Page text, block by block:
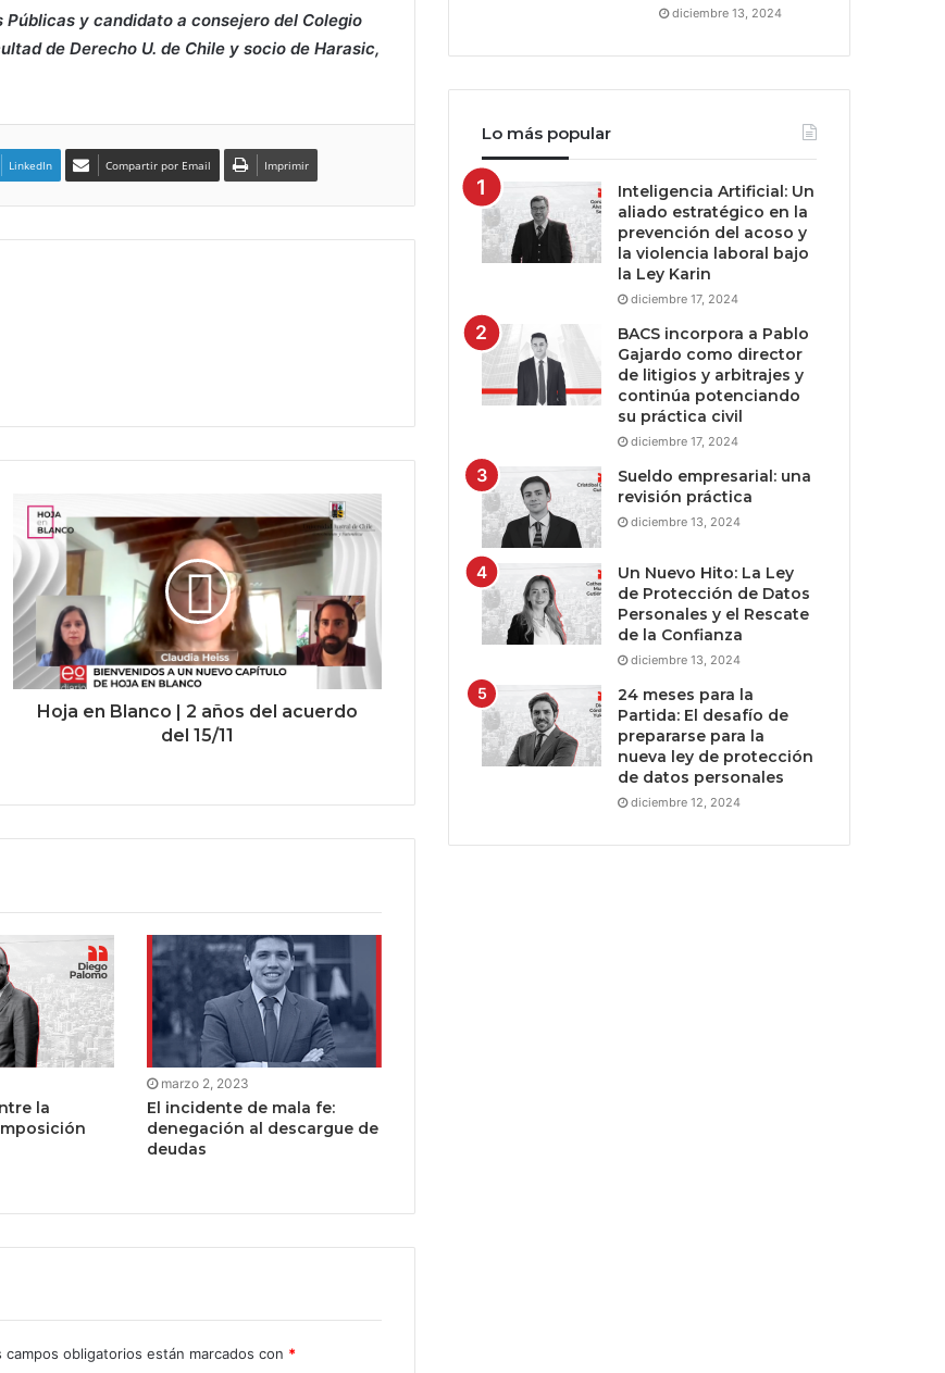
Públicas y candidato a consejero del Colegio
de Derecho U. de Chile y socio de Harasic,
LinkedIn Compartir por Email Imprimir
Hoja en Blanco | 2 años del acuerdo
del 15/11
la
marzo 2, 2023
El incidente de mala fe:
denegación al descargue de
deudas
campos obligatorios están marcados con *
diciembre 13, 2024
Lo más popular
Inteligencia Artificial: Un
aliado estratégico en la
prevención del acoso y
la violencia laboral bajo
la Ley Karin
diciembre 17, 2024
BACS incorpora a Pablo
Gajardo como director
de litigios y arbitrajes y
continúa potenciando
su práctica civil
diciembre 17, 2024
Sueldo empresarial: una
revisión práctica
diciembre 13, 2024
Un Nuevo Hito: La Ley
de Protección de Datos
Personales y el Rescate
de la Confianza
diciembre 13, 2024
24 meses para la
Partida: El desafío de
prepararse para la
nueva ley de protección
de datos personales
diciembre 12, 2024